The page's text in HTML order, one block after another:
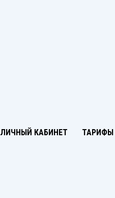
ЛИЧНЫЙ КАБИНЕТ ТАРИФЫ